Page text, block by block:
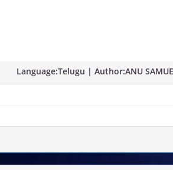
Language:Telugu | Author:ANU